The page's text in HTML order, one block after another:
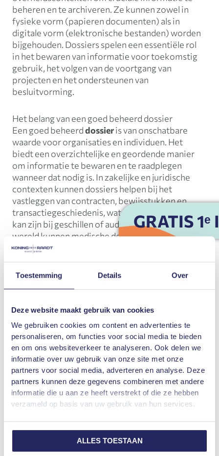
Toestemming Details Over
Deze website maakt gebruik van cookies
We gebruiken cookies om content en advertenties te
personaliseren, om functies voor social media te bieden
en om ons websiteverkeer te analyseren. Ook delen we
informatie over uw gebruik van onze site met onze
partners voor social media, adverteren en analyse. Deze
partners kunnen deze gegevens combineren met andere
informatie die u aan ze heeft verstrekt of die ze hebben
verzameld op basis van uw gebruik van hun services.
ALLES TOESTAAN
GRATIS
beheren en te archiveren. Ze kunnen zowel in
fysieke vorm (papieren documenten) als in
digitale vorm (elektronische bestanden) worden
bijgehouden. Dossiers spelen een essentiële rol
in het bewaren van informatie voor toekomstig
gebruik, het volgen van de voortgang van
projecten en het ondersteunen van
besluitvorming.
Het belang van een goed beheerd dossier
Een goed beheerddossieris van onschatbare
waarde voor organisaties en individuen. Het
biedt een overzichtelijke en geordende manier
om informatie te bewaren en te raadplegen
wanneer dat nodig is. In zakelijke en juridische
contexten kunnen dossiers helpen bij het
vastleggen van contracten, bewijsstukken en
transactiegeschiedenis, wat van cruciaal belang
kan zijn bij geschillen of audits. In de medische
wereld kunnen medische dossiers de
gezondheidsgeschiedenis van een patiënt
bijhouden en zorgen voor consistente zorg.
Kortom, het bijhouden van een goed
georganiseerd dossier is een effectieve manier
effectiviteit in verschillende domeinen te
Op onsincasso blogvindt u interessante
artikelen overDossier, of ga terug naar
onzeonline begrippenlijst.
Heeft u nog vragen over Dossier, neem dan
gerust contact met ons op. Wilt u meer
weten over onze incasso en/of juridische
diensten? Koning en de Raadt Incasso en
Juristen is gespecialiseerd in